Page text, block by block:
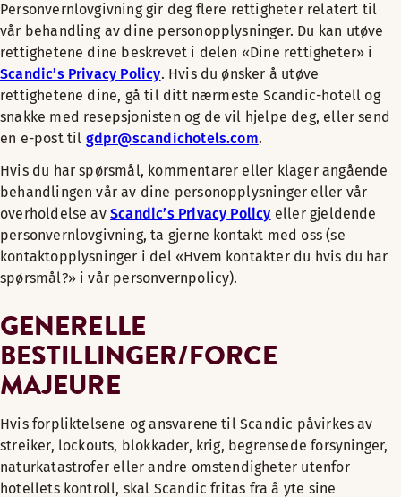
Personvernlovgivning gir deg flere rettigheter relatert til
vår behandling av dine personopplysninger. Du kan utøve
rettighetene dine beskrevet i delen «Dine rettigheter» i
Scandic’s Privacy Policy. Hvis du ønsker å utøve
rettighetene dine, gå til ditt nærmeste Scandic-hotell og
snakke med resepsjonisten og de vil hjelpe deg, eller send
en e-post til gdpr@scandichotels.com.
Hvis du har spørsmål, kommentarer eller klager angående
behandlingen vår av dine personopplysninger eller vår
overholdelse avScandic’s Privacy Policy eller gjeldende
personvernlovgivning, ta gjerne kontakt med oss (se
kontaktopplysninger i del «Hvem kontakter du hvis du har
spørsmål?» i vår personvernpolicy).
GENERELLE
BESTILLINGER/FORCE
MAJEURE
Hvis forpliktelsene og ansvarene til Scandic påvirkes av
streiker, lockouts, blokkader, krig, begrensede forsyninger,
naturkatastrofer eller andre omstendigheter utenfor
hotellets kontroll, skal Scandic fritas fra å yte sine